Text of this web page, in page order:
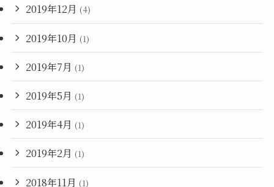
2019年12月 (4)
2019年10月 (1)
2019年7月 (1)
2019年5月 (1)
2019年4月 (1)
2019年2月 (1)
2018年11月 (1)